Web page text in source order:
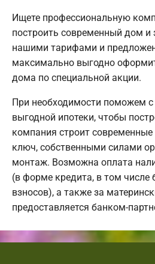
Ищете профессиональную
построить современный дом и
нашими тарифами и
максимально выгодно
дома по специальной акции.
При необходимости поможем
выгодной ипотеки, чтобы
компания строит
ключ, собственными силами
монтаж. Возможна оплата
(в форме кредита, в том числе
взносов), а также за
предоставляется банком-